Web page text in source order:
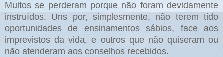
Muitos se perderam porque não foram devidamente
instruídos. Uns por, simplesmente, não terem tido
oportunidades de ensinamentos sábios, face aos
imprevistos da vida, e outros que não quiseram ou
não atenderam aos conselhos recebidos.